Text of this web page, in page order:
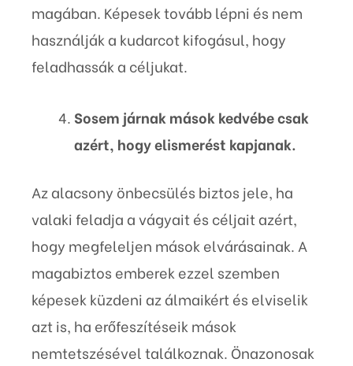
magában. Képesek tovább lépni és nem
használják a kudarcot kifogásul, hogy
feladhassák a céljukat.
Sosem járnak mások kedvébe csak
azért, hogy elismerést kapjanak.
Az alacsony önbecsülés biztos jele, ha
valaki feladja a vágyait és céljait azért,
hogy megfeleljen mások elvárásainak. A
magabiztos emberek ezzel szemben
képesek küzdeni az álmaikért és elviselik
azt is, ha erőfeszítéseik mások
nemtetszésével találkoznak. Önazonosak